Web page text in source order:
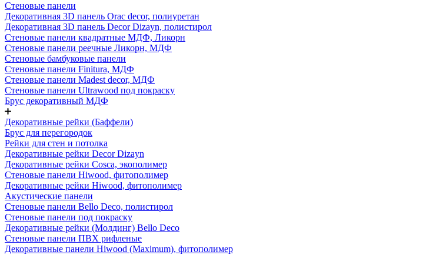
Стеновые панели
Декоративная 3D панель Orac decor, полиуретан
Декоративная 3D панель Decor Dizayn, полистирол
Стеновые панели квадратные МДФ, Ликорн
Стеновые панели реечные Ликорн, МДФ
Стеновые бамбуковые панели
Стеновые панели Finitura, МДФ
Стеновые панели Madest decor, МДФ
Стеновые панели Ultrawood под покраску
Брус декоративный МДФ
Декоративные рейки (Баффели)
Брус для перегородок
Рейки для стен и потолка
Декоративные рейки Decor Dizayn
Декоративные рейки Cosca, экополимер
Стеновые панели Hiwood, фитополимер
Декоративные рейки Hiwood, фитополимер
Акустические панели
Стеновые панели Bello Deco, полистирол
Стеновые панели под покраску
Декоративные рейки (Молдинг) Bello Deco
Стеновые панели ПВХ рифленые
Декоративные панели Hiwood (Maximum), фитополимер